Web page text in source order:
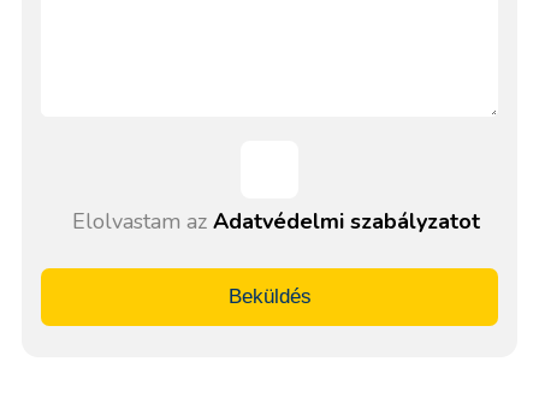
Elolvastam az Adatvédelmi szabályzatot
Beküldés